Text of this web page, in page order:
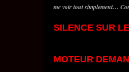
me voir tout simplement…
SILENCE SUR
MOTEUR